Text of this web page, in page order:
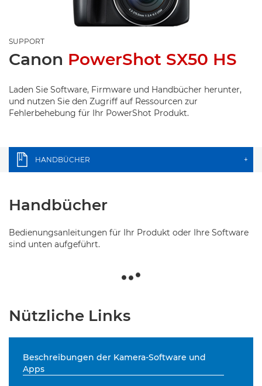
SUPPORT
Canon PowerShot SX50 HS
Laden Sie Software, Firmware und Handbücher herunter,
und nutzen Sie den Zugriff auf Ressourcen zur
Fehlerbehebung für Ihr PowerShot Produkt.
HANDBÜCHER +
Handbücher
Bedienungsanleitungen für Ihr Produkt oder Ihre Software
sind unten aufgeführt.
Nützliche Links
Beschreibungen der Kamera-Software und
Apps